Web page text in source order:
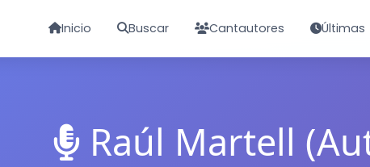
Inicio Buscar Cantautores Últimas
Raúl Martell